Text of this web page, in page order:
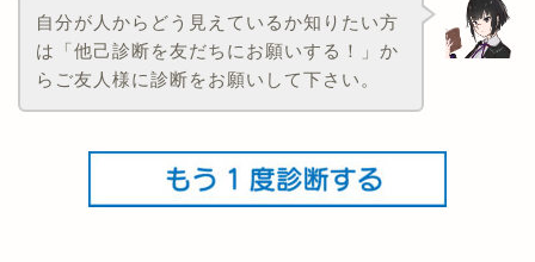
自分が人からどう見えているか知りたい方
は「他己診断を友だちにお願いする！」か
らご友人様に診断をお願いして下さい。